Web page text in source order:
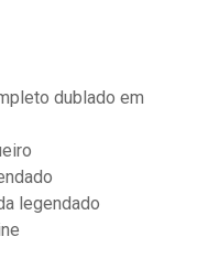
dublado em
legendado